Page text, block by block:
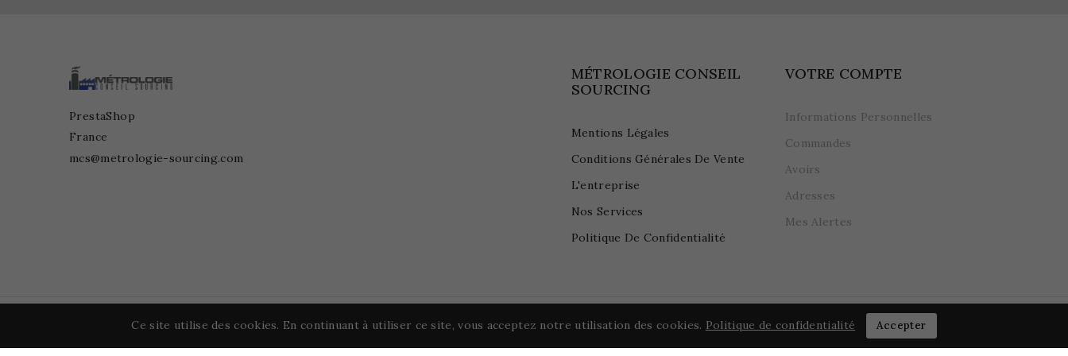
VOTRE COMPTE
Informations Personnelles
Commandes
Avoirs
Adresses
Mes Alertes
MÉTROLOGIE CONSEIL
SOURCING
Mentions Légales
Conditions Générales De Vente
L'entreprise
Nos Services
Politique De Confidentialité
PrestaShop
France
mcs@metrologie-sourcing.com
Ce site utilise des cookies. En continuant à utiliser ce site, vous acceptez notre utilisation des cookies. Politique de confidentialité Accepter
© 2026 - Logiciel e-commerce par PrestaShop™